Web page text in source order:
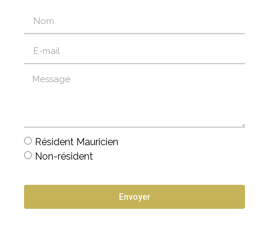
Résident Mauricien
Non-résident
Envoyer